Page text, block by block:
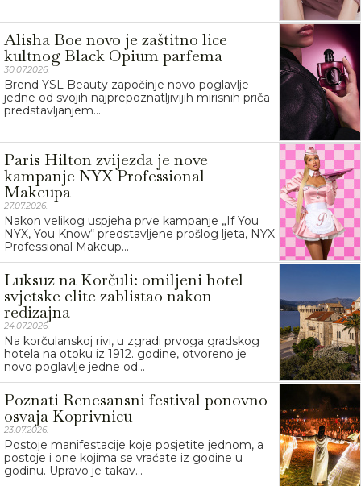
Alisha Boe novo je zaštitno lice
kultnog Black Opium parfema
30.07.2026.
Brend YSL Beauty započinje novo poglavlje
jedne od svojih najprepoznatljivijih mirisnih priča
predstavljanjem...
Paris Hilton zvijezda je nove
kampanje NYX Professional
Makeupa
27.07.2026.
Nakon velikog uspjeha prve kampanje „If You
NYX, You Know“ predstavljene prošlog ljeta, NYX
Professional Makeup...
Luksuz na Korčuli: omiljeni hotel
svjetske elite zablistao nakon
redizajna
24.07.2026.
Na korčulanskoj rivi, u zgradi prvoga gradskog
hotela na otoku iz 1912. godine, otvoreno je
novo poglavlje jedne od...
Poznati Renesansni festival ponovno
osvaja Koprivnicu
23.07.2026.
Postoje manifestacije koje posjetite jednom, a
postoje i one kojima se vraćate iz godine u
godinu. Upravo je takav...